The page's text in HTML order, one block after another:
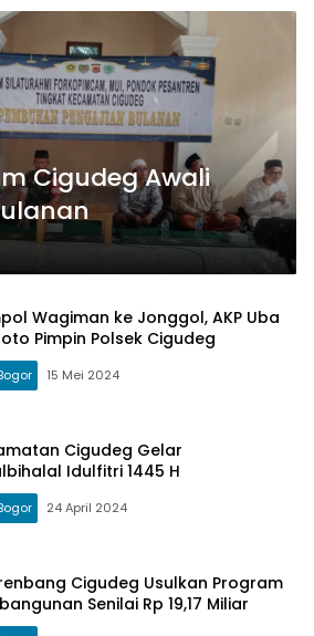
Cigudeg Awali
Wagiman ke Jonggol, AKP Uba
Pimpin Polsek Cigudeg
15 Mei 2024
Cigudeg Gelar
Idulfitri 1445 H
24 April 2024
Cigudeg Usulkan Program
Senilai Rp 19,17 Miliar